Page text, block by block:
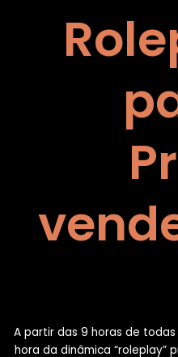
A partir das 9 horas de
hora da dinâmica “roleplay”